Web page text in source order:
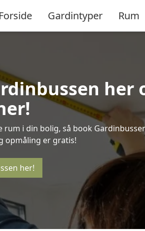
Forside Gardintyper Rum
i din bolig, så book
opmåling er gratis!
her!